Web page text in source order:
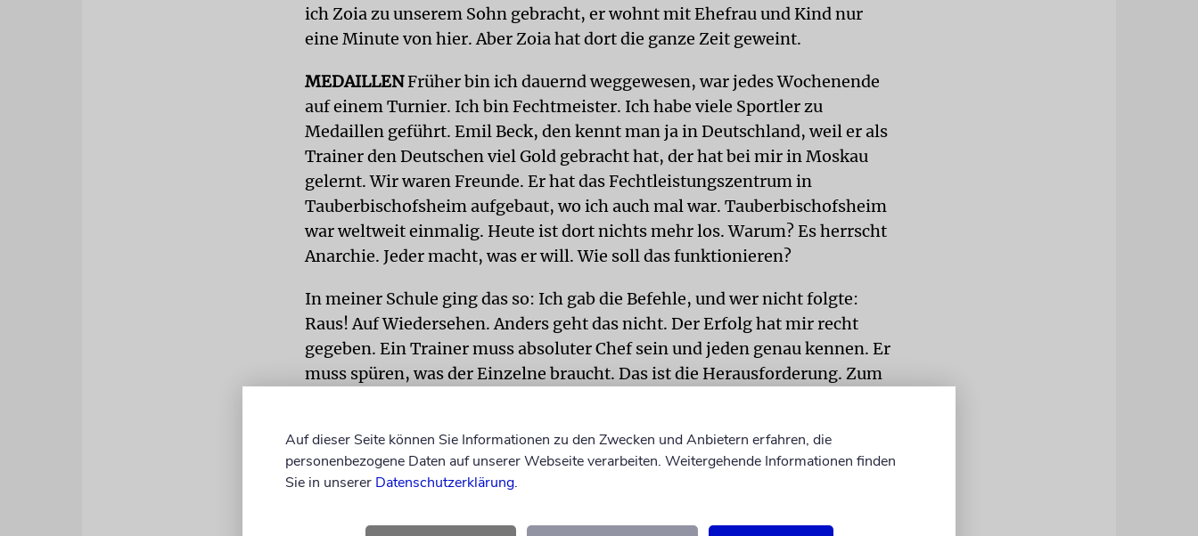
ich Zoia zu unserem Sohn gebracht, er wohnt mit Ehefrau und Kind nur
eine Minute von hier. Aber Zoia hat dort die ganze Zeit geweint.
MEDAILLENFrüher bin ich dauernd weggewesen, war jedes Wochenende
auf einem Turnier. Ich bin Fechtmeister. Ich habe viele Sportler zu
Medaillen geführt. Emil Beck, den kennt man ja in Deutschland, weil er als
Trainer den Deutschen viel Gold gebracht hat, der hat bei mir in Moskau
gelernt. Wir waren Freunde. Er hat das Fechtleistungszentrum in
Tauberbischofsheim aufgebaut, wo ich auch mal war. Tauberbischofsheim
war weltweit einmalig. Heute ist dort nichts mehr los. Warum? Es herrscht
Anarchie. Jeder macht, was er will. Wie soll das funktionieren?
In meiner Schule ging das so: Ich gab die Befehle, und wer nicht folgte:
Raus! Auf Wiedersehen. Anders geht das nicht. Der Erfolg hat mir recht
gegeben. Ein Trainer muss absoluter Chef sein und jeden genau kennen. Er
muss spüren, was der Einzelne braucht. Das ist die Herausforderung. Zum
besonderen Blick zu, da wusste ich, jetzt muss ich meinen Mund halten. Zu
meinem Münchner Verein gehe ich fast jeden Tag für ein paar Stunden. Ich
immer im Kofferraum. Aber mit früher kann man das Training dort nicht
Auf dieser Seite können Sie Informationen zu den Zwecken und Anbietern erfahren, die
personenbezogene Daten auf unserer Webseite verarbeiten. Weitergehende Informationen finden
Sie in unserer Datenschutzerklärung.